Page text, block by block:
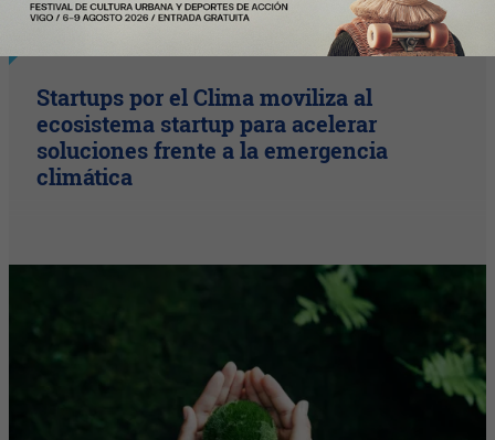
Startups por el Clima moviliza al
ecosistema startup para acelerar
soluciones frente a la emergencia
climática